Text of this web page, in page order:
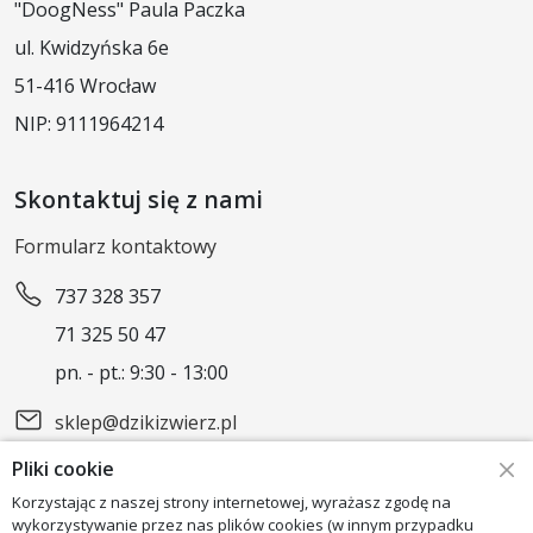
"DoogNess" Paula Paczka
ul. Kwidzyńska 6e
51-416 Wrocław
NIP: 9111964214
Skontaktuj się z nami
Formularz kontaktowy
737 328 357
71 325 50 47
pn. - pt.: 9:30 - 13:00
sklep@dzikizwierz.pl
Obserwuj nas
Pliki cookie
Korzystając z naszej strony internetowej, wyrażasz zgodę na
wykorzystywanie przez nas plików cookies (w innym przypadku